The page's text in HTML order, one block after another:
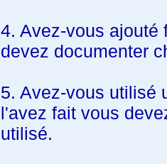
4. Avez-vous ajouté
devez documenter
5. Avez-vous utilisé
l'avez fait vous
utilisé.